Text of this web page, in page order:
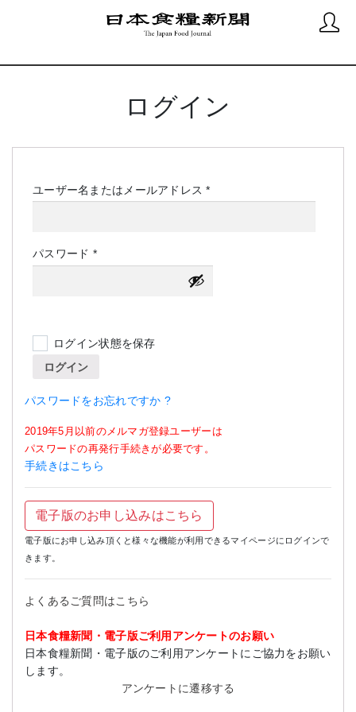
ログイン
ユーザー名またはメールアドレス*必
パスワード *必
須
ログイン状態を保存
ログイン
パスワードをお忘れですか ?
2019年5月以前のメルマガ登録ユーザーは
パスワードの再発行手続きが必要です。
手続きはこちら
電子版のお申し込みはこちら
電子版にお申し込み頂くと様々な機能が利用できるマイページにログインで
きます。
よくあるご質問はこちら
日本食糧新聞・電子版ご利用アンケートのお願い
日本食糧新聞・電子版のご利用アンケートにご協力をお願い
します。
アンケートに遷移する